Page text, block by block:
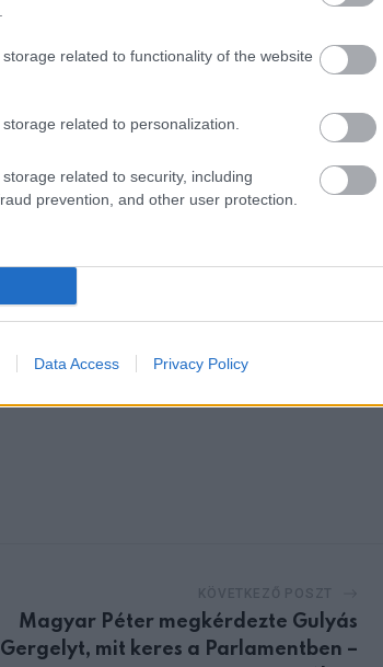
related to functionality of the website
related to personalization.
related to security, including
prevention, and other user protection.
Data Access Privacy Policy
az erek állapotát nem rendezik időben, a valódi
közben viszont nap mint nap károsítja az ereket.
hasi elhízás is jelen van, érdemes mielőbb
Magyar Péter megkérdezte Gulyás
Gergelyt, mit keres a Parlamentben –